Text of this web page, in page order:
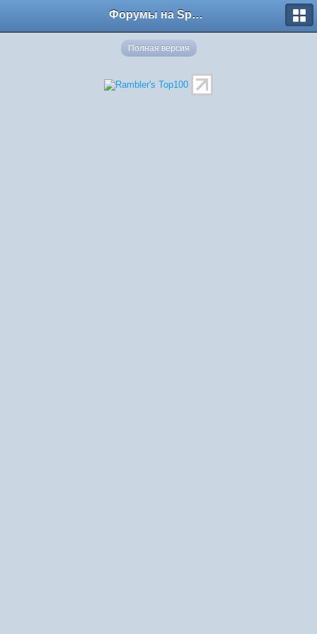
Форумы на Sportbox.ru
Полная версия